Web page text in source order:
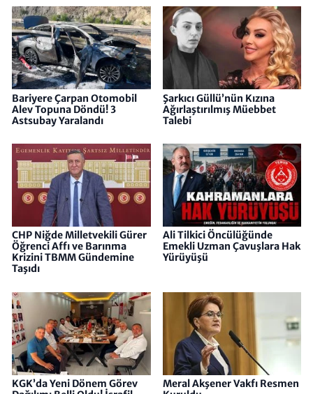
Bariyere Çarpan Otomobil
Alev Topuna Döndü! 3
Astsubay Yaralandı
Şarkıcı Güllü’nün Kızına
Ağırlaştırılmış Müebbet
Talebi
CHP Niğde Milletvekili Gürer
Öğrenci Affı ve Barınma
Krizini TBMM Gündemine
Taşıdı
Ali Tilkici Öncülüğünde
Emekli Uzman Çavuşlara Hak
Yürüyüşü
KGK’da Yeni Dönem Görev
Meral Akşener Vakfı Resmen